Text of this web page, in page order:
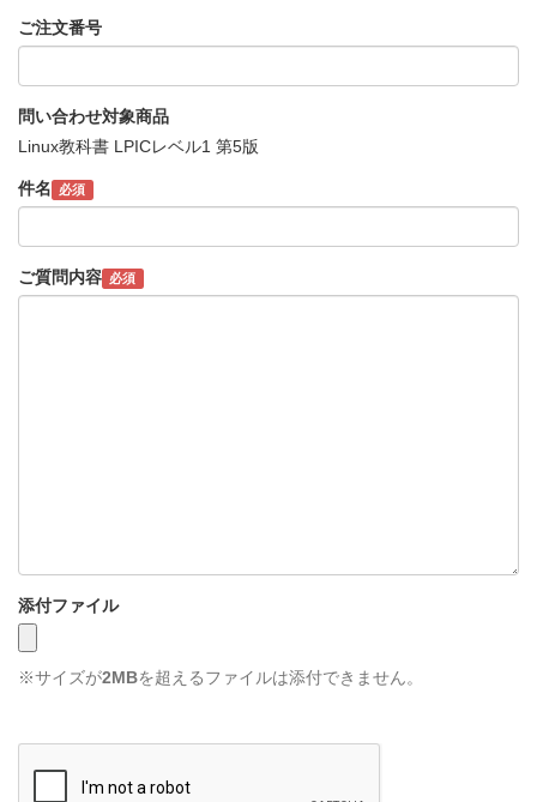
ご注文番号
問い合わせ対象商品
Linux教科書 LPICレベル1 第5版
件名 必須
ご質問内容 必須
添付ファイル
※サイズが2MBを超えるファイルは添付できません。